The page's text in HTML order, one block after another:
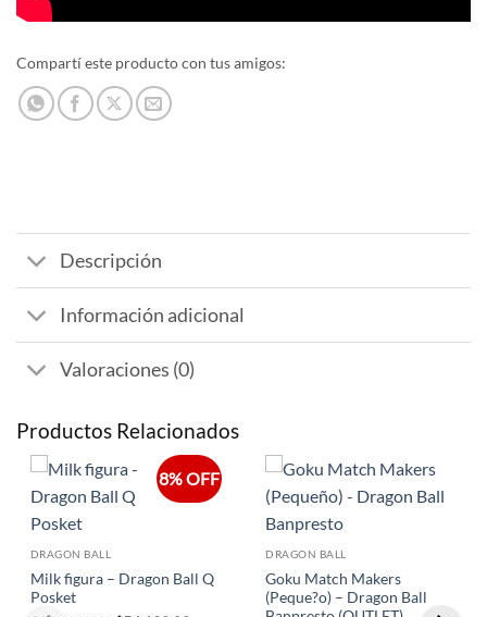
Compartí este producto con tus amigos:
Descripción
Información adicional
Valoraciones (0)
Productos Relacionados
8% OFF
DRAGON BALL
Milk figura – Dragon Ball Q
Posket
DRAGON BALL
Goku Match Makers
(Peque?o) – Dragon Ball